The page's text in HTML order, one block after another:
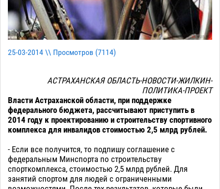
25-03-2014 \\ Просмотров (7114)
АСТРАХАНСКАЯ ОБЛАСТЬ-НОВОСТИ-ЖИЛКИН-
ПОЛИТИКА-ПРОЕКТ
Власти Астраханской области, при поддержке
федерального бюджета, рассчитывают приступить в
2014 году к проектированию и строительству спортивного
комплекса для инвалидов стоимостью 2,5 млрд рублей.
- Если все получится, то подпишу соглашение с
федеральным Минспорта по строительству
спорткомплекса, стоимостью 2,5 млрд рублей. Для
занятий спортом для людей с ограниченными